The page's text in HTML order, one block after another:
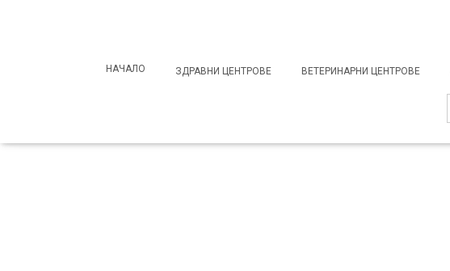
НАЧАЛО ЗДРАВНИ ЦЕНТРОВЕ ВЕТЕРИНАРНИ ЦЕНТРОВЕ